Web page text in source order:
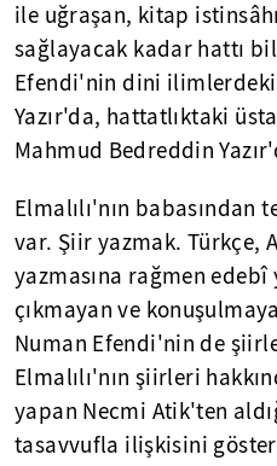
ile uğraşan, kitap
sağlayacak kadar hattı
Efendi'nin dini ilimlerdeki
Yazır'da, hattatlıktaki
Mahmud Bedreddin
Elmalılı'nın
var. Şiir yazmak. Türkçe,
yazmasına rağmen edebî
çıkmayan ve
Numan Efendi'nin de
Elmalılı'nın şiirleri
yapan Necmi Atik'ten
tasavvufla ilişkisini